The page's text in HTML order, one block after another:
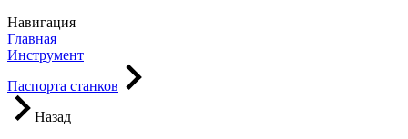
Навигация
Главная
Инструмент
Паспорта станков
Назад